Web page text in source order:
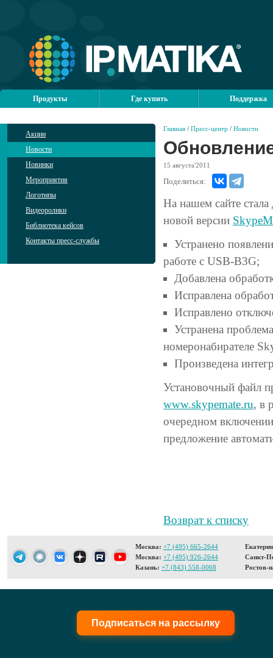
Продукты Где купить Поддержка
Акции
Новости
Новинки
Мероприятия
Логотипы
Видеоролики
Библиотека кейсов
Контакты пресс-службы
Главная / Пресс-центр / Новости
15 августа'2011
Поделиться:
На нашем сайте
новой версии
Устранено
работе с USB-B3G;
Добавлена
Исправлена
Исправлено
Устранена
номеронабирателе
Произведена
Установочный файл
www.skypemate.ru, в
очередном
предложение
Возврат к списку
Москва: +7 (495) 665-2644
Москва: +7 (495) 926-2644
Казань: +7 (843) 558-0068
Санкт-
Ростов-
Подписаться на рассылку